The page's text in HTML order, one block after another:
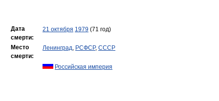
Дата
смерти:
21 октября 1979 (71 год)
Место
смерти:
Ленинград, РСФСР, СССР
Российская империя